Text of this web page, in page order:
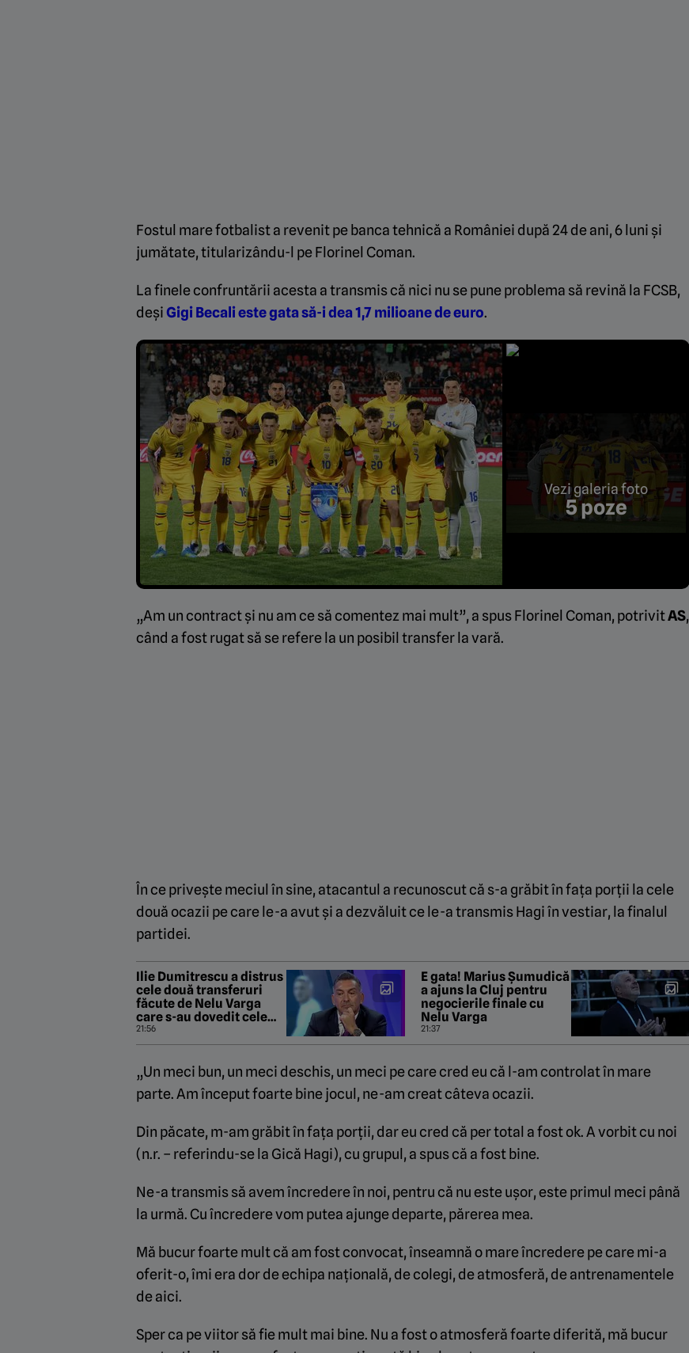
Fostul mare fotbalist a revenit pe banca tehnică a României după 24 de ani, 6 luni și
jumătate, titularizându-l pe Florinel Coman.
La finele confruntării acesta a transmis că nici nu se pune problema să revină la FCSB,
deșiGigi Becali este gata să-i dea 1,7 milioane de euro.
Vezi galeria foto
5 poze
„Am un contract și nu am ce să comentez mai mult”, a spus Florinel Coman, potrivitAS,
când a fost rugat să se refere la un posibil transfer la vară.
În ce privește meciul în sine, atacantul a recunoscut că s-a grăbit în fața porții la cele
două ocazii pe care le-a avut și a dezvăluit ce le-a transmis Hagi în vestiar, la finalul
partidei.
Ilie Dumitrescu a distrus
cele două transferuri
făcute de Nelu Varga
care s-au dovedit cele
mai mari țepe din istoria
CFR: „Îl respect, dar…”
21:56
E gata! Marius Șumudică
a ajuns la Cluj pentru
negocierile finale cu
Nelu Varga
21:37
„Un meci bun, un meci deschis, un meci pe care cred eu că l-am controlat în mare
parte. Am început foarte bine jocul, ne-am creat câteva ocazii.
Din păcate, m-am grăbit în fața porții, dar eu cred că per total a fost ok. A vorbit cu noi
(n.r. – referindu-se la Gică Hagi), cu grupul, a spus că a fost bine.
Ne-a transmis să avem încredere în noi, pentru că nu este ușor, este primul meci până
la urmă. Cu încredere vom putea ajunge departe, părerea mea.
Mă bucur foarte mult că am fost convocat, înseamnă o mare încredere pe care mi-a
oferit-o, îmi era dor de echipa națională, de colegi, de atmosferă, de antrenamentele
de aici.
Sper ca pe viitor să fie mult mai bine. Nu a fost o atmosferă foarte diferită, mă bucur